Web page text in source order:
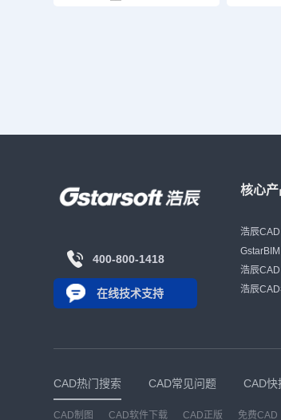
400-800-1418
在线技术支持
核心产
浩辰CAD
GstarBIM
浩辰
浩辰
CAD热门搜索 CAD常见问题 CAD快
CAD制图 CAD软件下载 CAD正版 免费CAD